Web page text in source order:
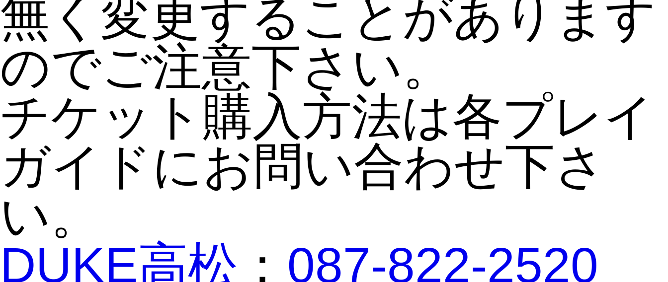
無く変更することがあります
のでご注意下さい。
チケット購入方法は各プレイ
ガイドにお問い合わせ下さ
い。
DUKE高松 ： 087-822-2520